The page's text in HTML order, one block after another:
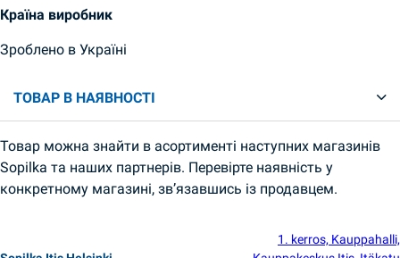
Країна виробник
Зроблено в Україні
ТОВАР В НАЯВНОСТІ
Товар можна знайти в асортименті наступних магазинів
Sopilka та наших партнерів. Перевірте наявність у
конкретному магазині, зв’язавшись із продавцем.
1. kerros, Kauppahalli,